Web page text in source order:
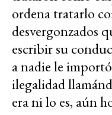
ordena tratarlo
desvergonzados
escribir su
a nadie le
ilegalidad
era ni lo es, aún